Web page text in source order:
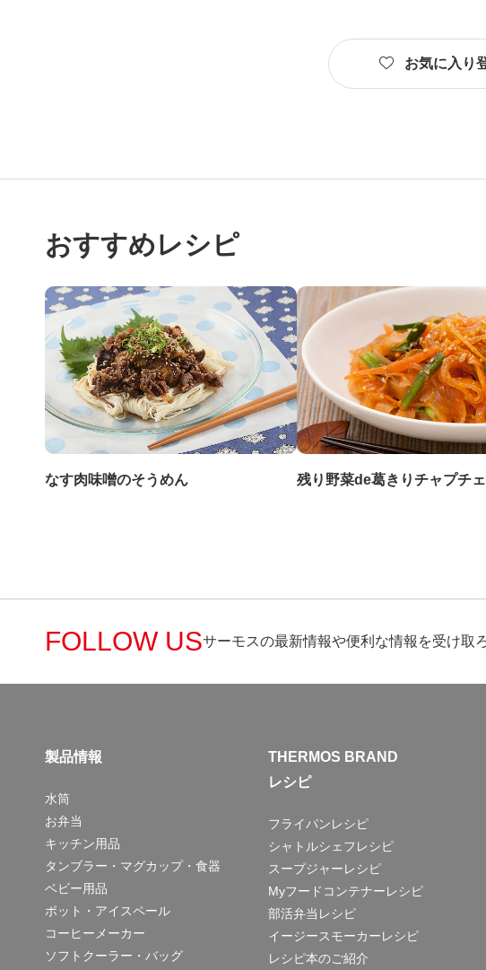
お気に入り
おすすめレシピ
なす肉味噌のそうめん 残り野菜de葛きりチャプチェ
FOLLOW USサーモスの最新情報や便利な情報を受け取
製品情報
水筒
お弁当
キッチン用品
タンブラー・マグカップ・食器
ベビー用品
ポット・アイスペール
コーヒーメーカー
ソフトクーラー・バッグ
THERMOS BRAND
レシピ
フライパンレシピ
シャトルシェフレシピ
スープジャーレシピ
Myフードコンテナーレシピ
部活弁当レシピ
イージースモーカーレシピ
レシピ本のご紹介